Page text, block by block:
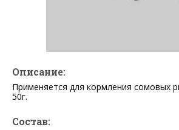
Описание:
Применяется для кормления сомовых
50г.
Состав: